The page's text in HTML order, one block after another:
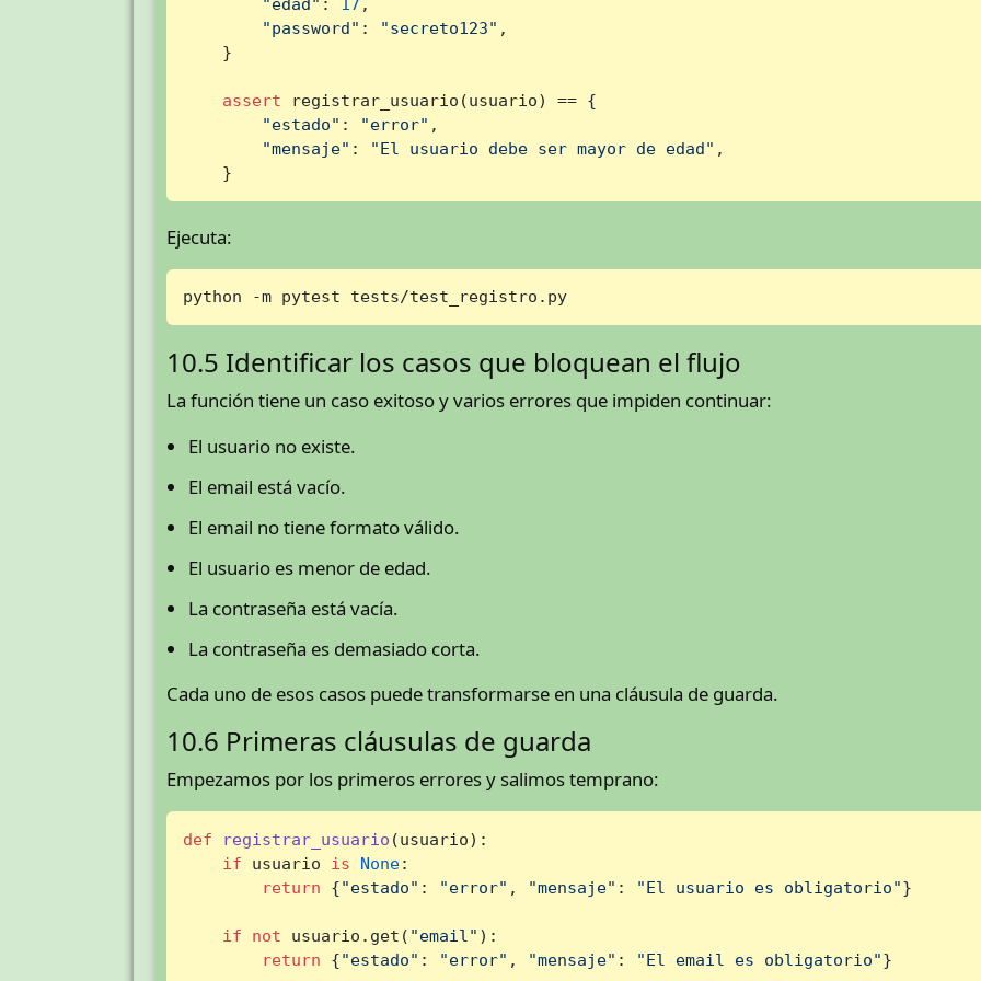
"edad" : 17 ,
"password" : "secreto123" ,
    }
assert registrar_usuario(usuario) == {
"estado" : "error" ,
"mensaje" : "El usuario debe ser mayor de edad" ,
    }
Ejecuta:
python -m pytest tests/test_registro.py
10.5 Identificar los casos que bloquean el flujo
La función tiene un caso exitoso y varios errores que impiden continuar:
El usuario no existe.
El email está vacío.
El email no tiene formato válido.
El usuario es menor de edad.
La contraseña está vacía.
La contraseña es demasiado corta.
Cada uno de esos casos puede transformarse en una cláusula de guarda.
10.6 Primeras cláusulas de guarda
Empezamos por los primeros errores y salimos temprano:
def registrar_usuario (usuario):
if usuario is None:
return {"estado" : "error" , "mensaje" : "El usuario es obligatorio"}
if not usuario.get( "email" ):
return {"estado" : "error" , "mensaje" : "El email es obligatorio"}